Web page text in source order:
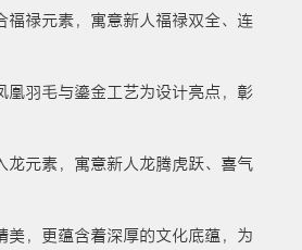
禄元素，寓意新人福禄双全、连
羽毛与鎏金工艺为设计亮点，彰
元素，寓意新人龙腾虎跃、喜气
美，更蕴含着深厚的文化底蕴，为